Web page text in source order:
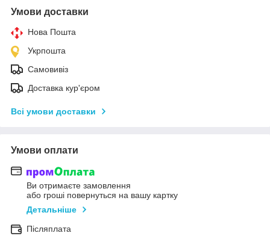
Умови доставки
Нова Пошта
Укрпошта
Самовивіз
Доставка кур'єром
Всі умови доставки
Умови оплати
Ви отримаєте замовлення
або гроші повернуться на вашу картку
Детальніше
Післяплата